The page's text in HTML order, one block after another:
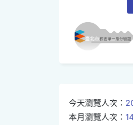
今天瀏覽人次：
本月瀏覽人次：